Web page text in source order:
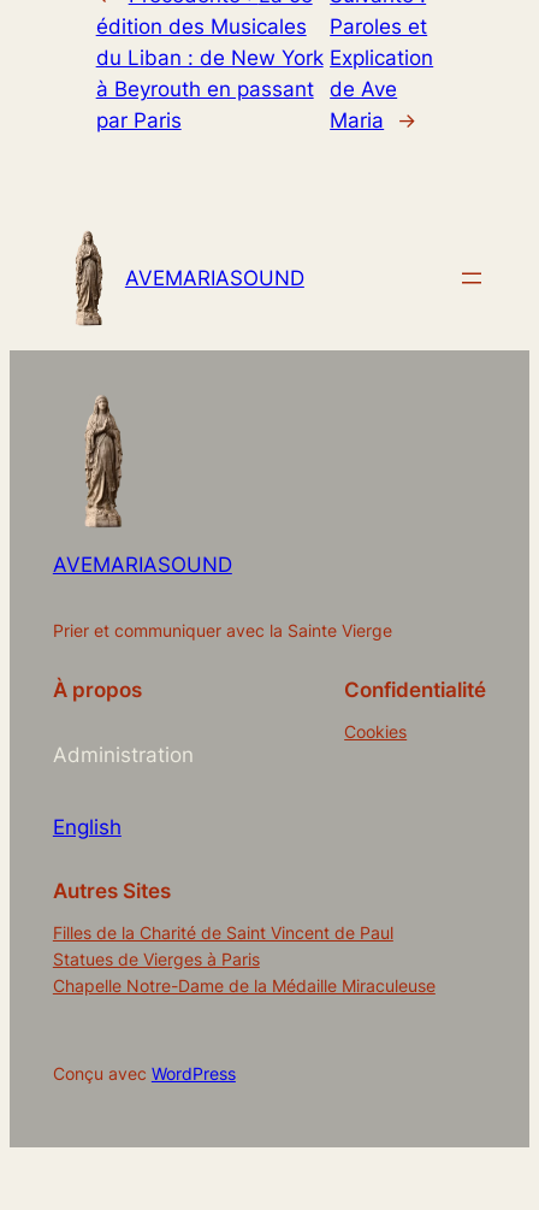
édition des Musicales
du Liban : de New York
à Beyrouth en passant
par Paris
Paroles et
Explication
de Ave
Maria
→
AVEMARIASOUND
AVEMARIASOUND
Prier et communiquer avec la Sainte Vierge
À propos
Administration
English
Confidentialité
Cookies
Autres Sites
Filles de la Charité de Saint Vincent de Paul
Statues de Vierges à Paris
Chapelle Notre-Dame de la Médaille Miraculeuse
Conçu avec WordPress